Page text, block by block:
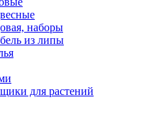
наборы
из липы
для растений